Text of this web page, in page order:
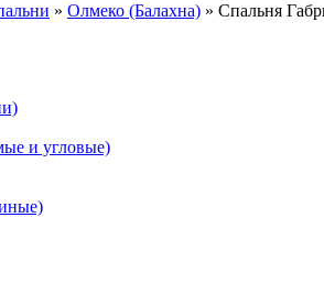
» Олмеко (Балахна) » Спальня
и угловые)